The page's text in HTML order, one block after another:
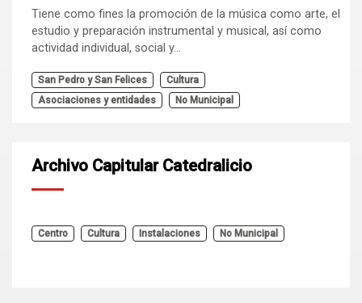
Tiene como fines la promoción de la música como arte, el
estudio y preparación instrumental y musical, así como
actividad individual, social y...
San Pedro y San Felices
Cultura
Asociaciones y entidades
No Municipal
Archivo Capitular Catedralicio
Centro Cultura Instalaciones No Municipal